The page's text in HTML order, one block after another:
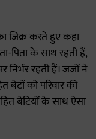
जिक्र करते हुए कहा
पिता के साथ रहती हैं,
रहती हैं। जजों ने
बेटों को परिवार की
बेटियों के साथ ऐसा